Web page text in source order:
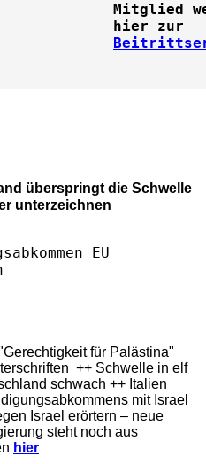
Mitglied
hier zur
überspringt die Schwelle
unterzeichnen
für Palästina"
++ Schwelle in elf
schwach ++ Italien
mit Israel
Israel erörtern – neue
steht noch aus
hier